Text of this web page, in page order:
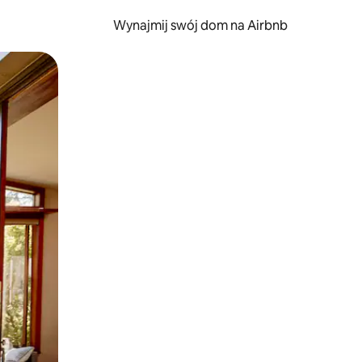
Wynajmij swój dom na Airbnb
pomocą gestów dotykowych lub przesuwania.